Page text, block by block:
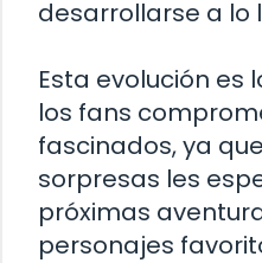
desarrollarse a lo
Esta evolución es
los fans
fascinados, ya
sorpresas les
próximas
personajes